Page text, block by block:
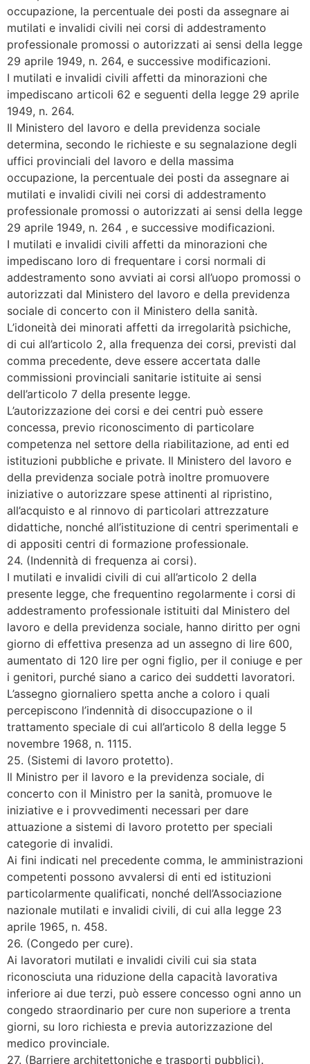
occupazione, la percentuale dei posti da assegnare ai
mutilati e invalidi civili nei corsi di addestramento
professionale promossi o autorizzati ai sensi della legge
29 aprile 1949, n. 264, e successive modificazioni.
I mutilati e invalidi civili affetti da minorazioni che
impediscano articoli 62 e seguenti della legge 29 aprile
1949, n. 264.
Il Ministero del lavoro e della previdenza sociale
determina, secondo le richieste e su segnalazione degli
uffici provinciali del lavoro e della massima
occupazione, la percentuale dei posti da assegnare ai
mutilati e invalidi civili nei corsi di addestramento
professionale promossi o autorizzati ai sensi della legge
29 aprile 1949, n. 264 , e successive modificazioni.
I mutilati e invalidi civili affetti da minorazioni che
impediscano loro di frequentare i corsi normali di
addestramento sono avviati ai corsi all’uopo promossi o
autorizzati dal Ministero del lavoro e della previdenza
sociale di concerto con il Ministero della sanità.
L’idoneità dei minorati affetti da irregolarità psichiche,
di cui all’articolo 2, alla frequenza dei corsi, previsti dal
comma precedente, deve essere accertata dalle
commissioni provinciali sanitarie istituite ai sensi
dell’articolo 7 della presente legge.
L’autorizzazione dei corsi e dei centri può essere
concessa, previo riconoscimento di particolare
competenza nel settore della riabilitazione, ad enti ed
istituzioni pubbliche e private. Il Ministero del lavoro e
della previdenza sociale potrà inoltre promuovere
iniziative o autorizzare spese attinenti al ripristino,
all’acquisto e al rinnovo di particolari attrezzature
didattiche, nonché all’istituzione di centri sperimentali e
di appositi centri di formazione professionale.
24. (Indennità di frequenza ai corsi).
I mutilati e invalidi civili di cui all’articolo 2 della
presente legge, che frequentino regolarmente i corsi di
addestramento professionale istituiti dal Ministero del
lavoro e della previdenza sociale, hanno diritto per ogni
giorno di effettiva presenza ad un assegno di lire 600,
aumentato di 120 lire per ogni figlio, per il coniuge e per
i genitori, purché siano a carico dei suddetti lavoratori.
L’assegno giornaliero spetta anche a coloro i quali
percepiscono l’indennità di disoccupazione o il
trattamento speciale di cui all’articolo 8 della legge 5
novembre 1968, n. 1115.
25. (Sistemi di lavoro protetto).
Il Ministro per il lavoro e la previdenza sociale, di
concerto con il Ministro per la sanità, promuove le
iniziative e i provvedimenti necessari per dare
attuazione a sistemi di lavoro protetto per speciali
categorie di invalidi.
Ai fini indicati nel precedente comma, le amministrazioni
competenti possono avvalersi di enti ed istituzioni
particolarmente qualificati, nonché dell’Associazione
nazionale mutilati e invalidi civili, di cui alla legge 23
aprile 1965, n. 458.
26. (Congedo per cure).
Ai lavoratori mutilati e invalidi civili cui sia stata
riconosciuta una riduzione della capacità lavorativa
inferiore ai due terzi, può essere concesso ogni anno un
congedo straordinario per cure non superiore a trenta
giorni, su loro richiesta e previa autorizzazione del
medico provinciale.
27. (Barriere architettoniche e trasporti pubblici).